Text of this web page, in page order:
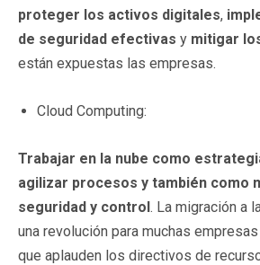
proteger los activos digitales,
de seguridad efectivas y mitigar
están expuestas las empresas.
Cloud Computing:
Trabajar en la nube como
agilizar procesos y también como
seguridad y control. La migración a
una revolución para muchas
que aplauden los directivos de